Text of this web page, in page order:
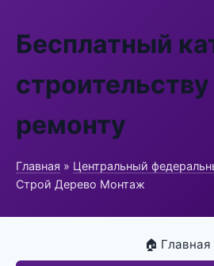
Бесплатный
строительству
ремонту
Главная » Центральный
Строй Дерево Монтаж
🏠 Главная